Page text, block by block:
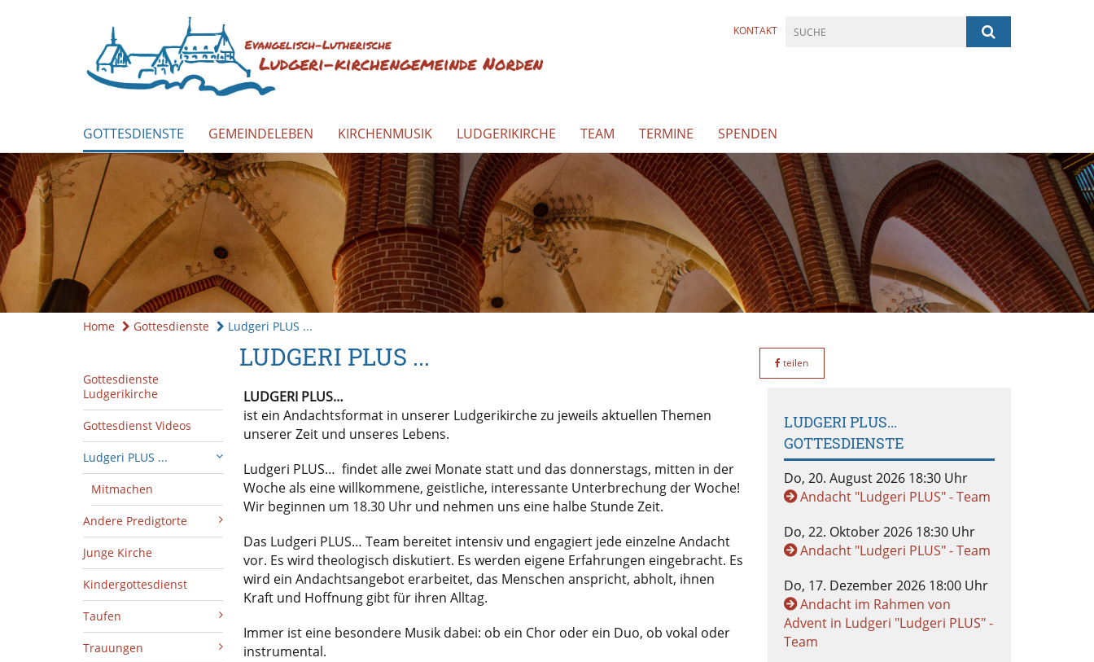
KONTAKT
GOTTESDIENSTE GEMEINDELEBEN KIRCHENMUSIK LUDGERIKIRCHE TEAM TERMINE SPENDEN
Home Gottesdienste Ludgeri PLUS ...
Gottesdienste
Ludgerikirche
Gottesdienst Videos
Ludgeri PLUS ...
Mitmachen
Andere Predigtorte
Junge Kirche
Kindergottesdienst
Taufen
Trauungen
LUDGERI PLUS ... teilen
LUDGERI PLUS…
ist ein Andachtsformat in unserer Ludgerikirche zu jeweils aktuellen Themen
unserer Zeit und unseres Lebens.
Ludgeri PLUS… findet alle zwei Monate statt und das donnerstags, mitten in der
Woche als eine willkommene, geistliche, interessante Unterbrechung der Woche!
Wir beginnen um 18.30 Uhr und nehmen uns eine halbe Stunde Zeit.
Das Ludgeri PLUS… Team bereitet intensiv und engagiert jede einzelne Andacht
vor. Es wird theologisch diskutiert. Es werden eigene Erfahrungen eingebracht. Es
wird ein Andachtsangebot erarbeitet, das Menschen anspricht, abholt, ihnen
Kraft und Hoffnung gibt für ihren Alltag.
Immer ist eine besondere Musik dabei: ob ein Chor oder ein Duo, ob vokal oder
instrumental.
LUDGERI PLUS...
GOTTESDIENSTE
Do, 20. August 2026 18:30 Uhr
Andacht "Ludgeri PLUS" - Team
Do, 22. Oktober 2026 18:30 Uhr
Andacht "Ludgeri PLUS" - Team
Do, 17. Dezember 2026 18:00 Uhr
Andacht im Rahmen von
Advent in Ludgeri "Ludgeri PLUS" -
Team